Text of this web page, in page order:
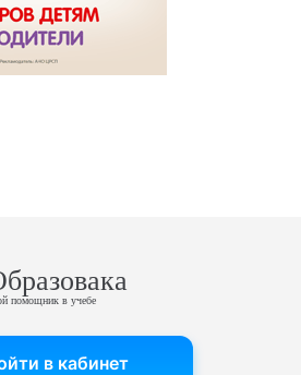
помощник в учебе
в кабинет